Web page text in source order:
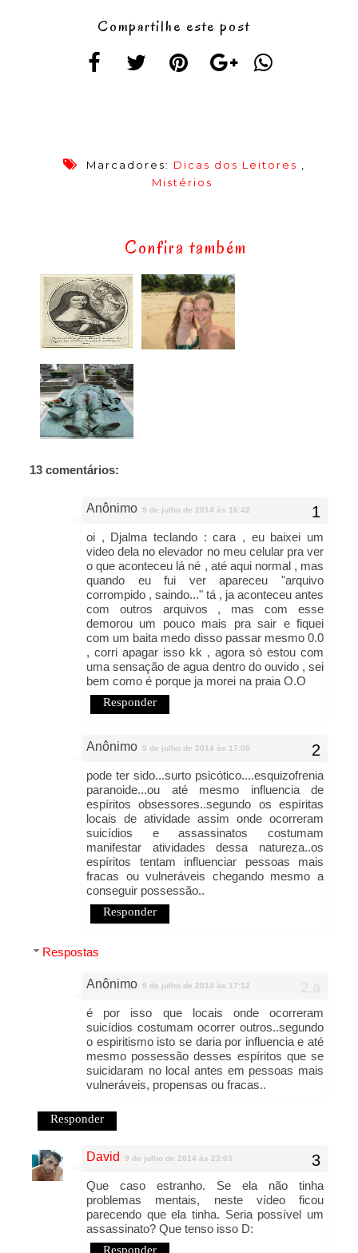
Compartilhe este post
Marcadores: Dicas dos Leitores
Mistérios
Confira também
13 comentários:
Anônimo 9 de julho de 2014 às 16:42
oi , Djalma teclando : cara , eu baixei um
video dela no elevador no meu celular pra ver
o que aconteceu lá né , até aqui normal , mas
quando eu fui ver apareceu "arquivo
corrompido , saindo..." tá , ja aconteceu antes
com outros arquivos , mas com esse
demorou um pouco mais pra sair e fiquei
com um baita medo disso passar mesmo 0.0
, corri apagar isso kk , agora só estou com
uma sensação de agua dentro do ouvido , sei
bem como é porque ja morei na praia O.O
Responder
Anônimo 9 de julho de 2014 às 17:05
pode ter sido...surto psicótico....esquizofrenia
paranoide...ou até mesmo influencia de
espíritos obsessores..segundo os espíritas
locais de atividade assim onde ocorreram
suicídios e assassinatos costumam
manifestar atividades dessa natureza..os
espíritos tentam influenciar pessoas mais
fracas ou vulneráveis chegando mesmo a
conseguir possessão..
Responder
Respostas
Anônimo 9 de julho de 2014 às 17:12
é por isso que locais onde ocorreram
suicídios costumam ocorrer outros..segundo
o espiritismo isto se daria por influencia e até
mesmo possessão desses espíritos que se
suicidaram no local antes em pessoas mais
vulneráveis, propensas ou fracas..
Responder
David 9 de julho de 2014 às 23:03
Que caso estranho. Se ela não tinha
problemas mentais, neste vídeo ficou
parecendo que ela tinha. Seria possível um
assassinato? Que tenso isso D:
Responder